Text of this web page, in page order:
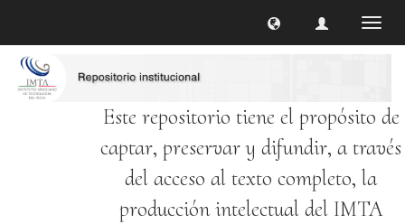
Este repositorio tiene el propósito de
captar, preservar y difundir, a través
del acceso al texto completo, la
producción intelectual del IMTA